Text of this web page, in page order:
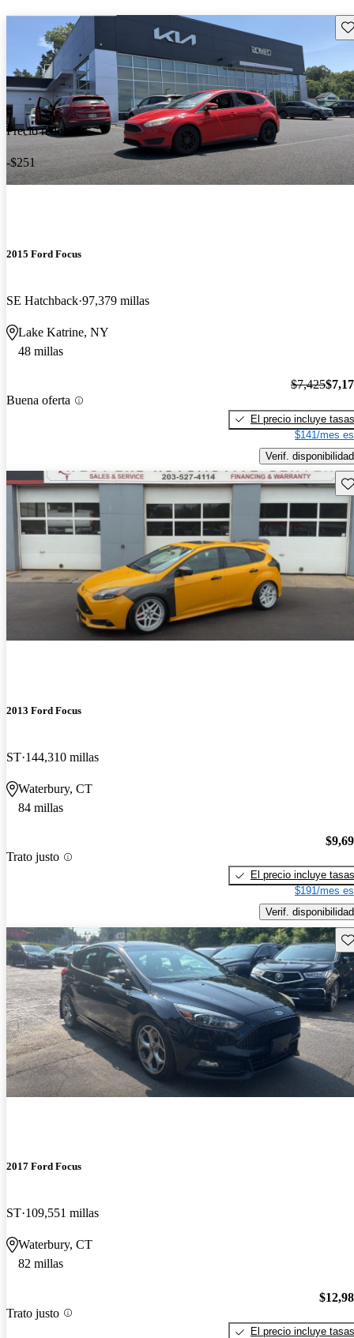
Precio reducido
-$251
2015 Ford Focus
SE Hatchback 97,379 millas
Lake Katrine, NY
48 millas
Buena oferta
$7,425
El precio incluye tasas
$141/mes
Verif. disponibilidad
2013 Ford Focus
ST 144,310 millas
Waterbury, CT
84 millas
Trato justo
El precio incluye tasas
$191/mes
Verif. disponibilidad
2017 Ford Focus
ST 109,551 millas
Waterbury, CT
82 millas
Trato justo
El precio incluye tasas